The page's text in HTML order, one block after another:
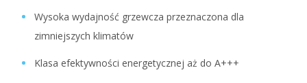
Wysoka wydajność grzewcza przeznaczona dla
zimniejszych klimatów
Klasa efektywności energetycznej aż do A+++